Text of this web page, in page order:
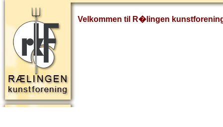
Velkommen til R�lingen